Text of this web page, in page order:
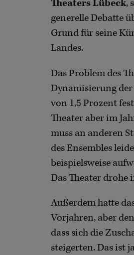
Theaters Lübeck,
generelle Debatte
Grund für seine
Landes.
Das Problem des
Dynamisierung
von 1,5 Prozent
Theater aber im
muss an anderen
des Ensembles
beispielsweise
Das Theater drohe
Außerdem hatte
Vorjahren, aber
dass sich die
steigerten. Das ist